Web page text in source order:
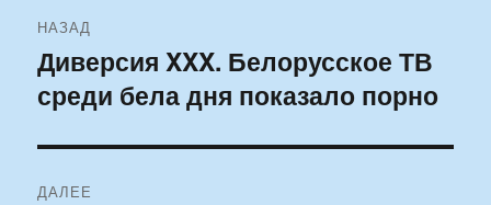
по
записям
НАЗАД
Предыдущая
запись:
Диверсия XXX. Белорусское ТВ
среди бела дня показало порно
ДАЛЕЕ